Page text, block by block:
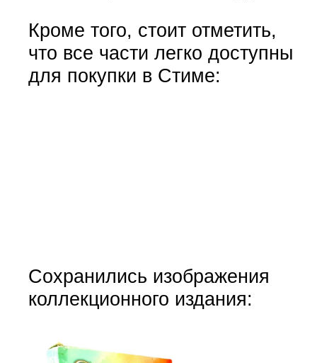
Кроме того, стоит отметить,
что все части легко доступны
для покупки в Стиме:
Сохранились изображения
коллекционного издания: